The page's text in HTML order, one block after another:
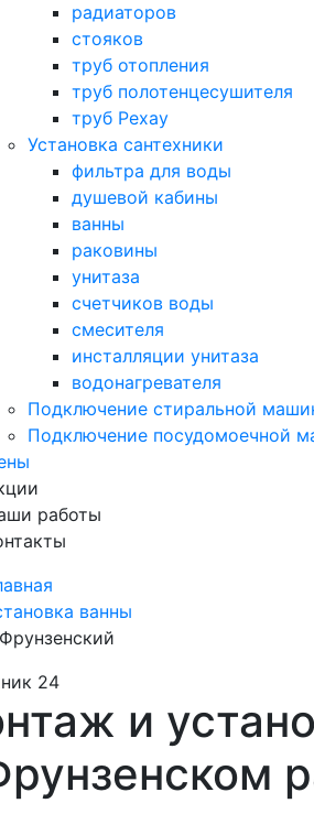
радиаторов
стояков
труб отопления
труб полотенцесушителя
труб Рехау
Установка сантехники
фильтра для воды
душевой кабины
ванны
раковины
унитаза
счетчиков воды
смесителя
инсталляции унитаза
водонагревателя
Подключение стиральной
Подключение посудомоечной
работы
ванны
24
и